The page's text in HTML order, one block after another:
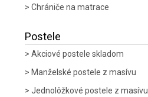
Chrániče na matrace
Postele
Akciové postele skladom
Manželské postele z masívu
Jednolôžkové postele z masívu